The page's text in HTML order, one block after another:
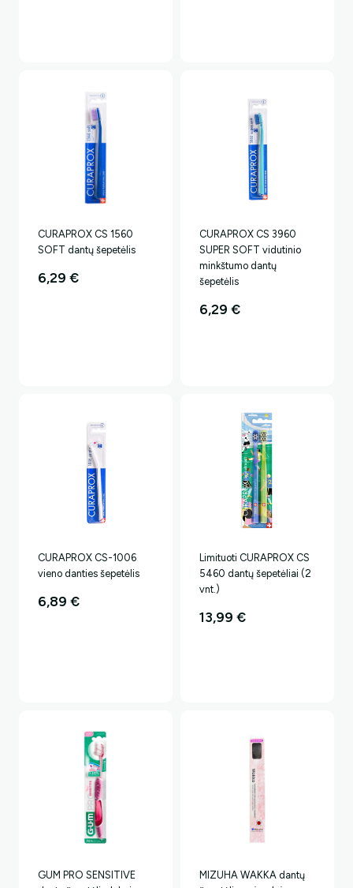
CURAPROX CS 1560
SOFT dantų šepetėlis
6,29€
CURAPROX CS 3960
SUPER SOFT vidutinio
minkštumo dantų
šepetėlis
6,29€
CURAPROX CS-1006
vieno danties šepetėlis
6,89€
Limituoti CURAPROX CS
5460 dantų šepetėliai (2
vnt.)
13,99€
GUM PRO SENSITIVE
MIZUHA WAKKA dantų
Ne, ačiū.. Mokėsiu pilną kainą.